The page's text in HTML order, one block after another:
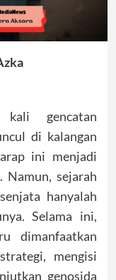
kali gencatan
di kalangan
ini menjadi
Namun, sejarah
hanyalah
Selama ini,
dimanfaatkan
mengisi
genosida